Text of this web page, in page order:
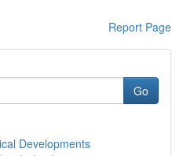
Report Page
Go
Developments